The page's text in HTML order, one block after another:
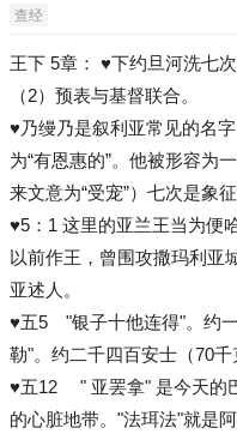
查经
王下 5章： ♥下约旦河洗七
（2）预表与基督联合。
♥乃缦乃是叙利亚常见的名
为“有恩惠的”。他被形容为
来文意为“受宠”）七次是象
♥5：1 这里的亚兰王当为便
以前作王，曾围攻撒玛利亚
亚述人。
♥五5 "银子十他连得"。约
勒"。约二千四百安士（70千
♥五12 " 亚罢拿" 是今天的
的心脏地带。"法珥法"就是